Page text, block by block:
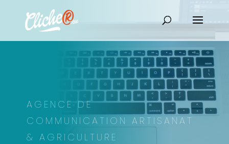
AGENCE DE
COMMUNICATION ARTISANAT
& AGRICULTURE